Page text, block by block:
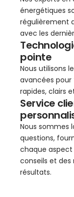
énergétiques
régulièrement
avec les
pointe
Nous utilisons
avancées
rapides, clairs
Service
Nous sommes
questions,
chaque aspect
conseils et
résultats.